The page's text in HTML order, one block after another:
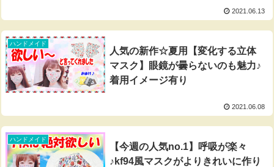
2021.06.13
ハンドメイド
人気の新作☆夏用【変化する立体
マスク】眼鏡が曇らないのも魅力♪
着用イメージ有り
2021.06.08
ハンドメイド
【今週の人気no.1】呼吸が楽々
♪kf94風マスクがよりきれいに作り